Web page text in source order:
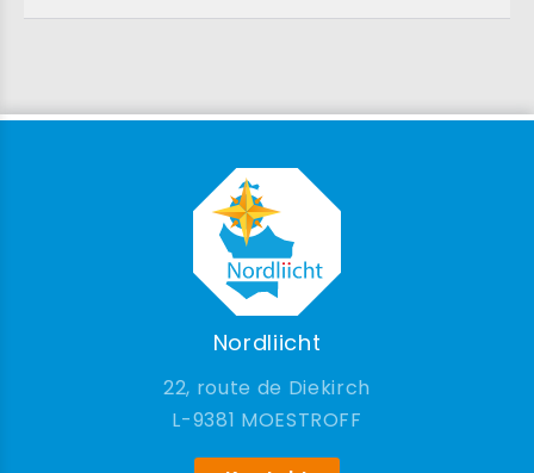
Nordliicht
22, route de Diekirch
9381 MOESTROFF